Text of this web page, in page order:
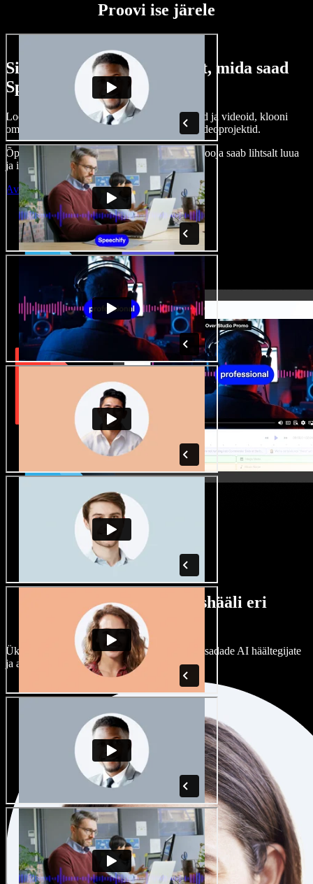
Proovi ise järele
Siin on vaid väike osa sellest, mida saad
Speechify Studioga teha.
Loo voice-over’eid, kasuta tasuta pilte, helisid ja videoid, klooni
oma häält ja pane kokku terviklikud audio-videoprojektid.
Õppimiskõver puudub, kõik töötab veebis – looja saab lihtsalt luua
ja ideed kiiresti ellu viia.
Ava Studio
Lai valik mees- ja naishääli eri
aktsentidega
Ükski projekt ei pea kõlama ühtemoodi. Vali sadade AI häältegijate
ja aktsentide hulgast ning kohanda neid.